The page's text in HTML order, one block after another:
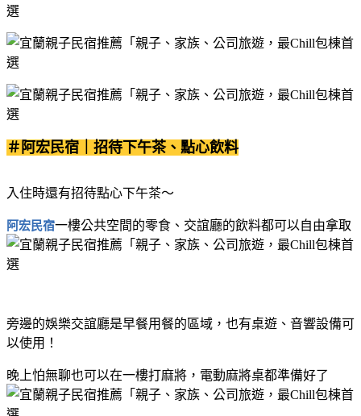
＃阿宏民宿｜招待下午茶、點心飲料
入住時還有招待點心下午茶～
阿宏民宿一樓公共空間的零食、交誼廳的飲料都可以自由拿取
旁邊的娛樂交誼廳是早餐用餐的區域，也有桌遊、音響設備可
以使用！
晚上怕無聊也可以在一樓打麻將，電動麻將桌都準備好了